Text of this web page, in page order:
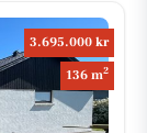
3.695.000 kr
136 m2